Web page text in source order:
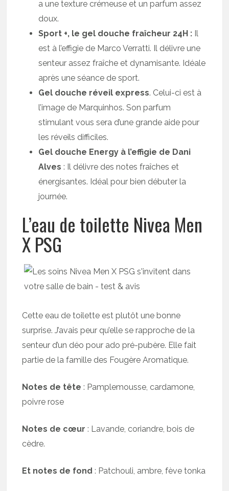
a une texture crémeuse et un parfum assez
doux.
Sport +, le gel douche fraîcheur 24H : Il
est à l’effigie de Marco Verratti. Il délivre une
senteur assez fraîche et dynamisante. Idéale
après une séance de sport.
Gel douche réveil express. Celui-ci est à
l’image de Marquinhos. Son parfum
stimulant vous sera d’une grande aide pour
les réveils difficiles.
Gel douche Energy à l’effigie de Dani
Alves : Il délivre des notes fraîches et
énergisantes. Idéal pour bien débuter la
journée.
L’eau de toilette Nivea Men
X PSG
Cette eau de toilette est plutôt une bonne
surprise. J’avais peur qu’elle se rapproche de la
senteur d’un déo pour ado pré-pubère. Elle fait
partie de la famille des Fougère Aromatique.
Notes de tête : Pamplemousse, cardamone,
poivre rose
Notes de cœur : Lavande, coriandre, bois de
cèdre.
Et notes de fond : Patchouli, ambre, fève tonka